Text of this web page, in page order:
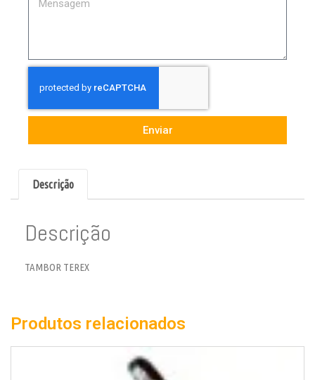
Enviar
Descrição
Descrição
TAMBOR TEREX
Produtos relacionados